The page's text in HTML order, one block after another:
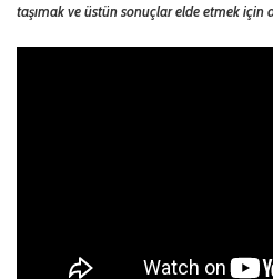
taşımak ve üstün sonuçlar elde etmek için